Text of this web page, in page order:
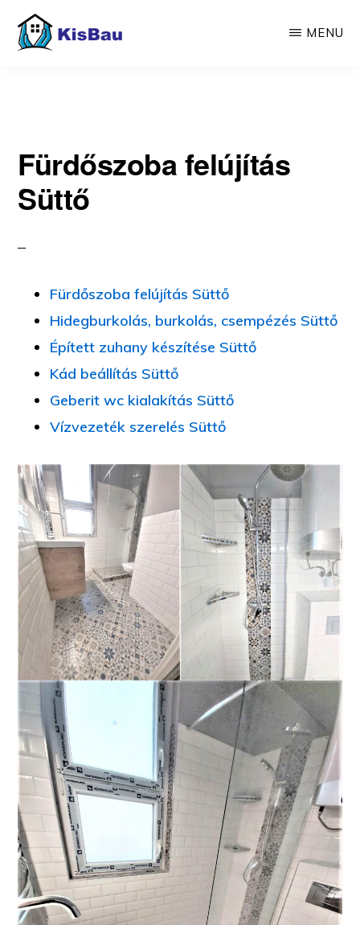
Skip
MENU
Fürdőszoba felújítás
Süttő
Fürdőszoba felújítás Süttő
Hidegburkolás, burkolás, csempézés Süttő
Épített zuhany készítése Süttő
Kád beállítás Süttő
Geberit wc kialakítás Süttő
Vízvezeték szerelés Süttő